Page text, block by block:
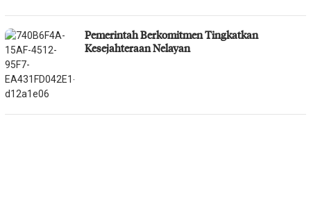
Pemerintah Berkomitmen Tingkatkan
Kesejahteraan Nelayan